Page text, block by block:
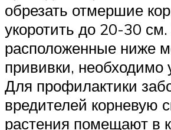
обрезать отмершие
укоротить до 20-30
расположенные ниже
прививки, необходимо
Для профилактики
вредителей корневую
растения помещают в